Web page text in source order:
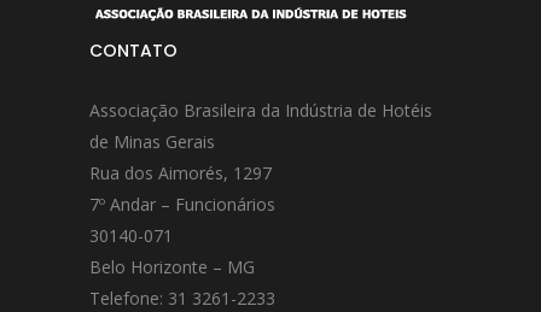
CONTATO
Associação Brasileira da Indústria de Hotéis
de Minas Gerais
Rua dos Aimorés, 1297
7º Andar – Funcionários
30140-071
Belo Horizonte – MG
Telefone: 31 3261-2233